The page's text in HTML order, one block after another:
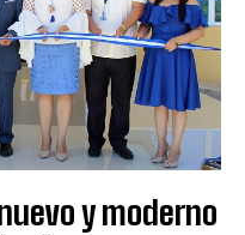
y moderno